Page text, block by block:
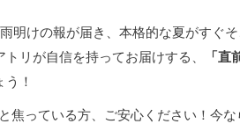
明けの報が届き、本格的な夏がすぐ
リが自信を持ってお届けする、
「
う！
焦っている方、ご安心ください！今な